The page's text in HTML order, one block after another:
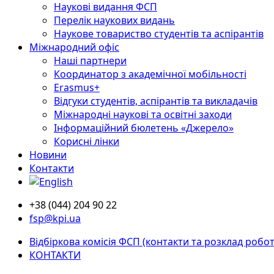
Наукові видання ФСП
Перелік наукових видань
Наукове товариство студентів та аспірантів
Міжнародний офіс
Наші партнери
Координатор з академічної мобільності
Erasmus+
Відгуки студентів, аспірантів та викладачів
Міжнародні наукові та освітні заходи
Інформаційний бюлетень «Джерело»
Корисні лінки
Новини
Контакти
+38 (044) 204 90 22
fsp@kpi.ua
Відбіркова комісія ФСП (контакти та розклад
КОНТАКТИ